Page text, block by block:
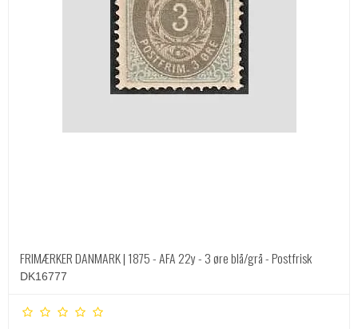
FRIMÆRKER DANMARK | 1875 - AFA 22y - 3 øre blå/grå - Postfrisk
DK16777